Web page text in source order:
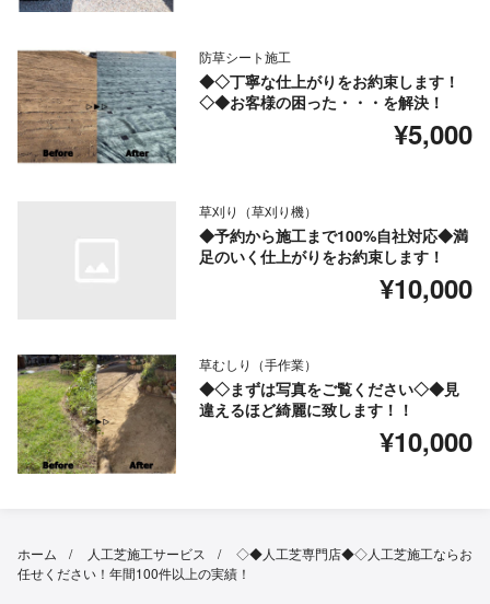
防草シート施工
◆◇丁寧な仕上がりをお約束します！
◇◆お客様の困った・・・を解決！
¥5,000
草刈り（草刈り機）
◆予約から施工まで100%自社対応◆満
足のいく仕上がりをお約束します！
¥10,000
草むしり（手作業）
◆◇まずは写真をご覧ください◇◆見
違えるほど綺麗に致します！！
¥10,000
ホーム 人工芝施工サービス
◇◆人工芝専門店◆◇人工芝施工ならお
任せください！年間100件以上の実績！